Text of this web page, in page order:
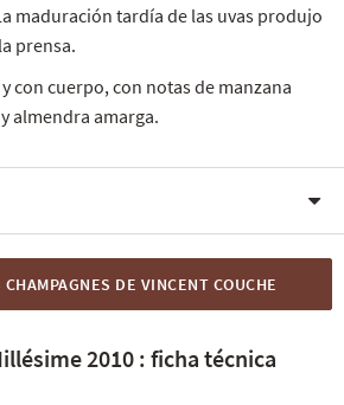
maduración tardía de las uvas produjo
prensa.
con cuerpo, con notas de manzana
almendra amarga.
DE VINCENT COUCHE
2010 : ficha técnica